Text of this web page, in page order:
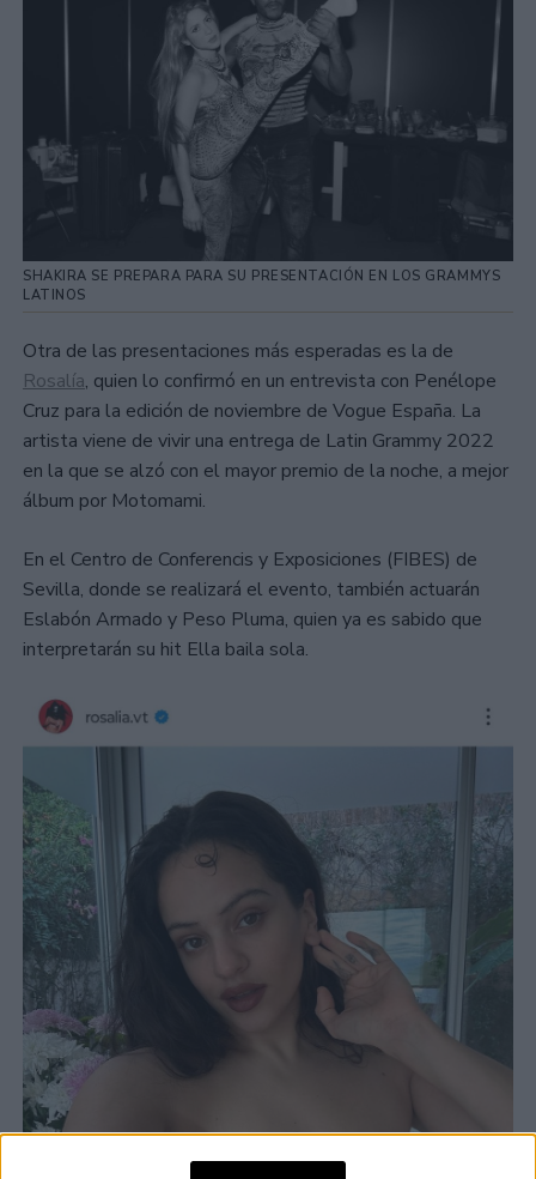
SHAKIRA SE PREPARA PARA SU PRESENTACIÓN EN LOS GRAMMYS
LATINOS
Otra de las presentaciones más esperadas es la de
Rosalía, quien lo confirmó en un entrevista con Penélope
Cruz para la edición de noviembre de Vogue España. La
artista viene de vivir una entrega de Latin Grammy 2022
en la que se alzó con el mayor premio de la noche, a mejor
álbum por Motomami.
En el Centro de Conferencis y Exposiciones (FIBES) de
Sevilla, donde se realizará el evento, también actuarán
Eslabón Armado y Peso Pluma, quien ya es sabido que
interpretarán su hit Ella baila sola.